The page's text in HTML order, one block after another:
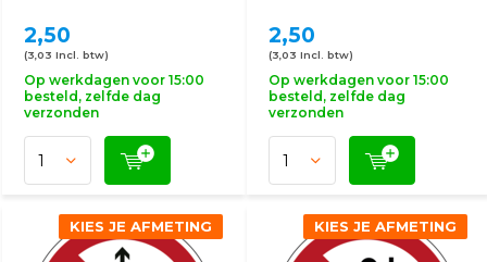
2,50
(3,03 Incl. btw)
Op werkdagen voor 15:00
besteld, zelfde dag
verzonden
2,50
(3,03 Incl. btw)
Op werkdagen voor 15:00
besteld, zelfde dag
verzonden
KIES JE AFMETING KIES JE AFMETING